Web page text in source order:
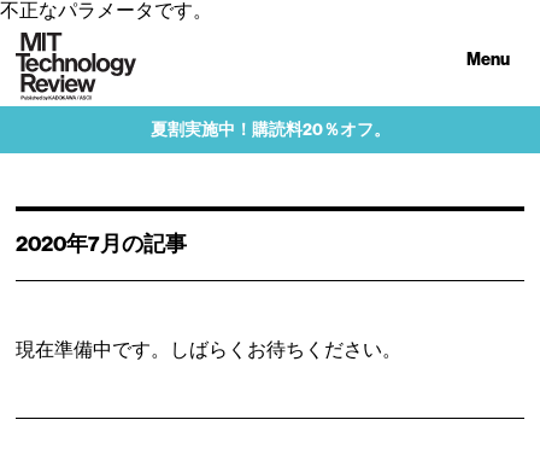
不正なパラメータです。
Menu
夏割実施中！購読料20％オフ。
2020年7月の記事
現在準備中です。しばらくお待ちください。